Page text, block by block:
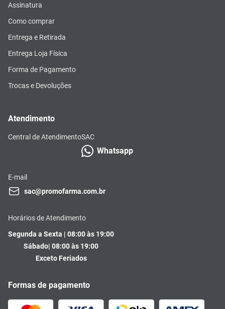
Assinatura
Como comprar
Entrega e Retirada
Entrega Loja Física
Forma de Pagamento
Trocas e Devoluções
Atendimento
Central de AtendimentoSAC
Whatsapp
E-mail
sac@promofarma.com.br
Horários de Atendimento
Segunda a Sexta | 08:00 às 19:00
Sábado| 08:00 às 19:00
Exceto Feriados
Formas de pagamento